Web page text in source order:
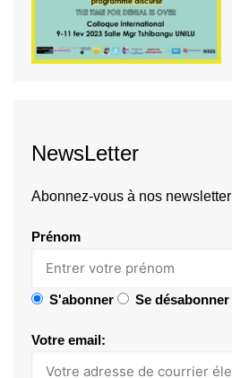
NewsLetter
Abonnez-vous à nos newsletter
Prénom
S'abonner Se désabonner
Votre email: